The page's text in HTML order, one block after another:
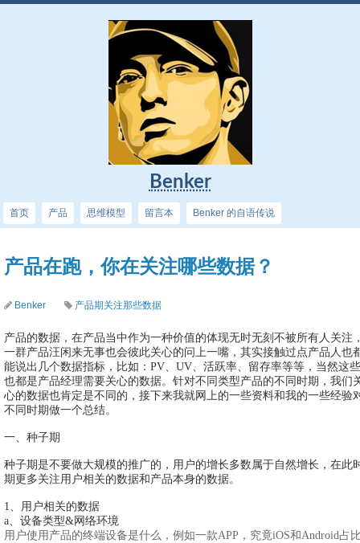
Benker
首页 产品 思维模型 留言本 Benker 的自语传说
产品在跑，你在关注哪些数据？
Benker 产品期关注那些数据
产品的数据，在产品当中作为一种价值的体现无时无刻不被所有人关注
一群产品汪闲来无事也会彼此关心的问上一嘴，其实接触过点产品人也
能说出几个数据指标，比如：PV、UV、活跃率、留存率等等，当然这些
也都是产品经理需要关心的数据。针对不同类型产品的不同时期，我们
心的数据也肯定是不同的，接下来我就网上的一些资料和我的一些经验
不同时期做一个总结。
一、种子期
种子期是不要做大规模的推广的，用户的增长多数属于自然增长，在此
期更多关注用户相关的数据和产品本身的数据。
1、用户相关的数据
a、设备类型&网络环境
用户使用产品的终端设备是什么，例如一款APP，究竟iOS和Android占